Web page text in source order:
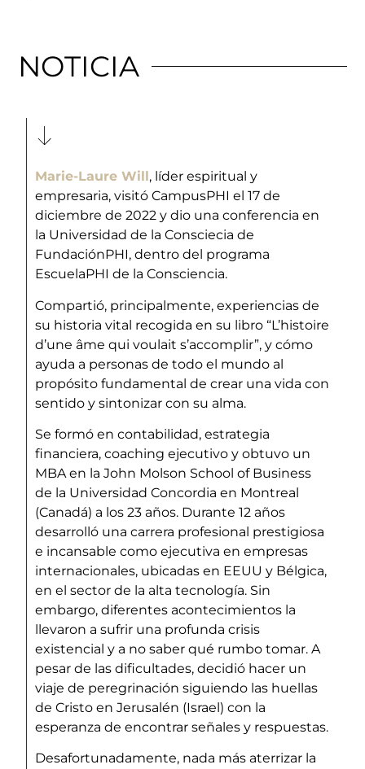
NOTICIA
Marie-Laure Will , líder espiritual y
empresaria, visitó CampusPHI el 17 de
diciembre de 2022 y dio una conferencia en
la Universidad de la Consciecia de
FundaciónPHI, dentro del programa
EscuelaPHI de la Consciencia.
Compartió, principalmente, experiencias de
su historia vital recogida en su libro “L’histoire
d’une âme qui voulait s’accomplir”, y cómo
ayuda a personas de todo el mundo al
propósito fundamental de crear una vida con
sentido y sintonizar con su alma.
Se formó en contabilidad, estrategia
financiera, coaching ejecutivo y obtuvo un
MBA en la John Molson School of Business
de la Universidad Concordia en Montreal
(Canadá) a los 23 años. Durante 12 años
desarrolló una carrera profesional prestigiosa
e incansable como ejecutiva en empresas
internacionales, ubicadas en EEUU y Bélgica,
en el sector de la alta tecnología. Sin
embargo, diferentes acontecimientos la
llevaron a sufrir una profunda crisis
existencial y a no saber qué rumbo tomar. A
pesar de las dificultades, decidió hacer un
viaje de peregrinación siguiendo las huellas
de Cristo en Jerusalén (Israel) con la
esperanza de encontrar señales y respuestas.
Desafortunadamente, nada más aterrizar la